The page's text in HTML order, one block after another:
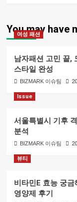
You may have
여성 패션
남자패션 고민 끝,
스타일 완성
BIZMARK 이슈팀
Issue
서울특별시 기후
분석
BIZMARK 이슈팀
뷰티
비타민E 효능 궁
영양제 후기